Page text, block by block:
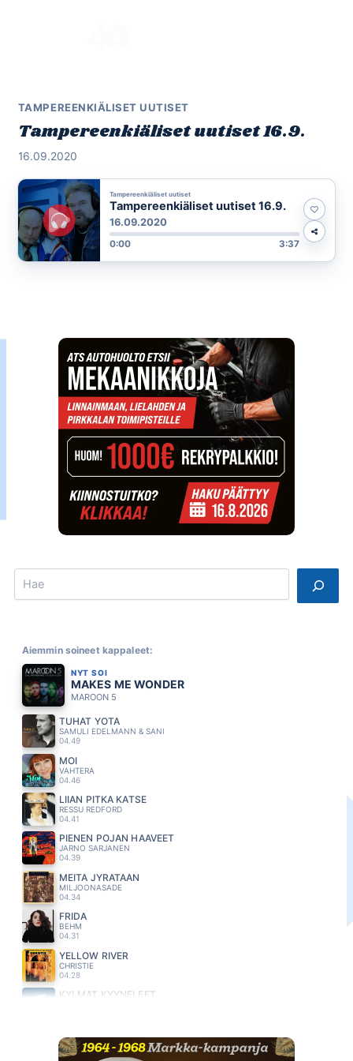
TAMPEREENKIÄLISET UUTISET
Tampereenkiäliset uutiset 16.9.
16.09.2020
Tampereenkiäliset uutiset
Tampereenkiäliset uutiset 16.9.
16.09.2020
0:00 3:37
Search
Aiemmin soineet kappaleet:
NYT SOI
MAKES ME WONDER
MAROON 5
TUHAT YÖTÄ
SAMULI EDELMANN & SANI
04.49
MOI
VAHTERA
04.46
LIIAN PITKA KATSE
RESSU REDFORD
04.41
PIENEN POJAN HAAVEET
JARNO SARJANEN
04.39
MEITÄ JYRÄTÄÄN
MILJOONASADE
04.34
FRIDA
BEHM
04.31
YELLOW RIVER
CHRISTIE
04.28
KYLMÄT KYYNELEET
EMMA & MATILDA
04.18